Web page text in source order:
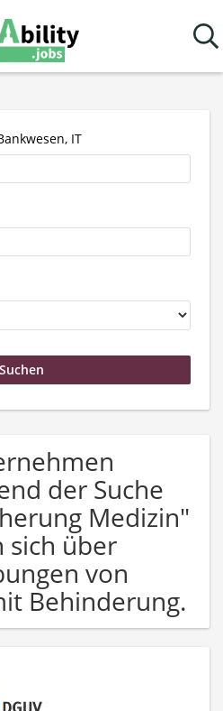
IT
der Suche
Medizin"
sich über
von
Behinderung.